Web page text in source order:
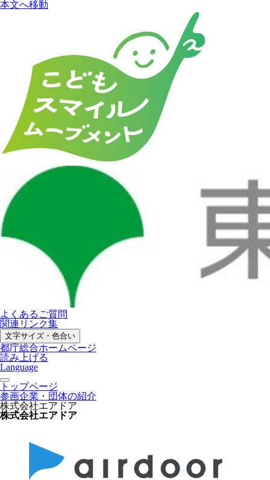
本文へ移動
よくあるご質問
関連リンク集
文字サイズ・色合い
都庁総合ホームページ
読み上げる
Language
トップページ
参画企業・団体の紹介
株式会社エアドア
株式会社エアドア